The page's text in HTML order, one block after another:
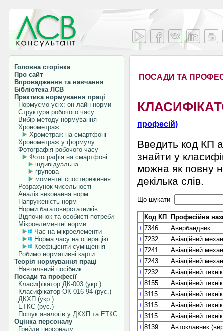
Головна сторінка
Про сайт
Впровадження та навчання
Бібліотека ЛСВ
Практика нормування праці
Нормуємо усіх: он-лайн норми
Структура робочого часу
Вибір методу нормування
Хронометраж
Хрометраж на смартфоні
Хронометраж у формулу
Фотографія робочого часу
Фотографія на смартфоні
індивідуальна
групова
моментні спостереження
Розрахунок чисельності
Аналіз виконання норм
Напруженість норм
Норми багатоверстатників
Відпочинок та особисті потреби
Мікроелементні норми
Час на мікроелементи
Норма часу на операцію
Коефіцієнти суміщення
Робимо нормативні карти
Теорія нормування праці
Навчальний посібник
Посади та професії
Класифікатор ДК-003 (укр.)
Класифікатор ОК 016-94 (рус.)
ДКХП (укр.)
ЕТКС (рус.)
Пошук аналогів у ДКХП та ЕТКС
Оцінка персоналу
Грейди персоналу
ПОСАДИ ТА
професій)
Введить код КП
знайти у
можна як повну
декілька слів.
Що шукати
Код КП
Професійна
+ 7346
Авербандник
+ 7232
Авіаційний
+ 7241
Авіаційний
+ 7243
Авіаційний
+ 7232
Авіаційний
+ 8155
Авіаційний
+ 3115
Авіаційний
+ 3115
Авіаційний
+ 3115
Авіаційний
+ 8139
Автоклавник